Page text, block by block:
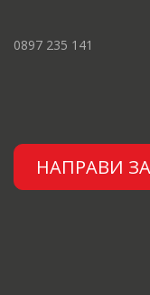
0897 235 141
НАПРАВИ